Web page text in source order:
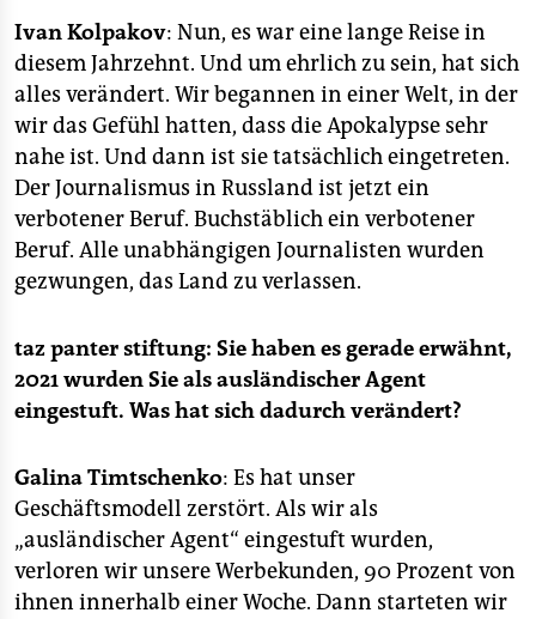
Ivan Kolpakov: Nun, es war eine lange Reise in
diesem Jahrzehnt. Und um ehrlich zu sein, hat sich
alles verändert. Wir begannen in einer Welt, in der
wir das Gefühl hatten, dass die Apokalypse sehr
nahe ist. Und dann ist sie tatsächlich eingetreten.
Der Journalismus in Russland ist jetzt ein
verbotener Beruf. Buchstäblich ein verbotener
Beruf. Alle unabhängigen Journalisten wurden
gezwungen, das Land zu verlassen.
taz panter stiftung: Sie haben es gerade erwähnt,
2021 wurden Sie als ausländischer Agent
eingestuft. Was hat sich dadurch verändert?
Galina Timtschenko: Es hat unser
Geschäftsmodell zerstört. Als wir als
„ausländischer Agent“ eingestuft wurden,
verloren wir unsere Werbekunden, 90 Prozent von
ihnen innerhalb einer Woche. Dann starteten wir